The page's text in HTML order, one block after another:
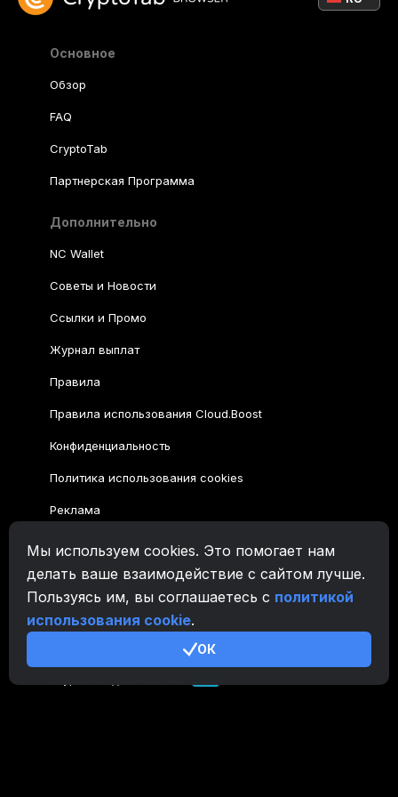
Мы используем cookies. Это помогает нам
делать ваше взаимодействие с сайтом лучше.
Пользуясь им, вы соглашаетесь с политикой
использования cookie.
ОК
Основное
Обзор
FAQ
CryptoTab
Партнерская Программа
Дополнительно
NC Wallet
Советы и Новости
Ссылки и Промо
Журнал выплат
Правила
Правила использования Cloud.Boost
Конфиденциальность
Политика использования cookies
Реклама
Семейство CryptoTab
CryptoTabБраузер
CryptoTabдля Android
для Android PRO